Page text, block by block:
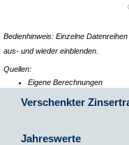
Bedienhinweis: Einzelne
aus- und wieder einblenden.
Quellen:
Eigene Berechnungen
Verschenkter
Jahreswerte